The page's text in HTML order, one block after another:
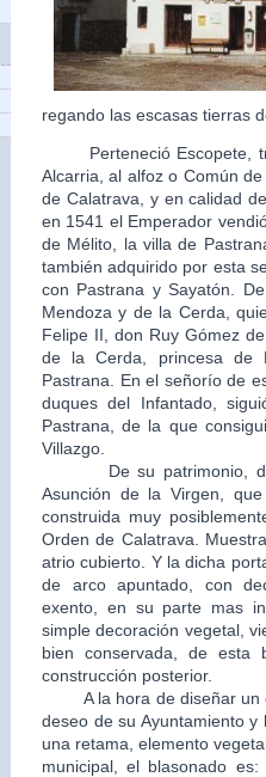
regando las escasas tierras
Perteneció Escopete,
Alcarria, al alfoz o Común
de Calatrava, y en calidad
en 1541 el Emperador
de Mélito, la villa de
también adquirido por esta
con Pastrana y Sayatón.
Mendoza y de la Cerda,
Felipe II, don Ruy Gómez
de la Cerda, princesa de
Pastrana. En el señorío de
duques del Infantado,
Pastrana, de la que
Villazgo.
De su patrimonio,
Asunción de la Virgen,
construida muy
Orden de Calatrava.
atrio cubierto. Y la dicha
de arco apuntado, con
exento, en su parte mas
simple decoración vegetal,
bien conservada, de
construcción posterior.
A la hora de diseñar un
deseo de su Ayuntamiento
una retama, elemento
municipal, el blasonado